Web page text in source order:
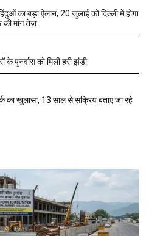
का बड़ा ऐलान, 20 जुलाई को दिल्ली में होगा
की मांग तेज
के पुनर्वास को मिली हरी झंडी
का खुलासा, 13 साल से सक्रिय बताए जा रहे